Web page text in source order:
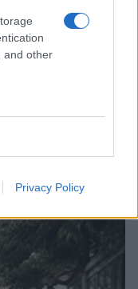
and other
Privacy Policy
della lavanda